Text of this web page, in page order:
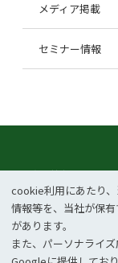
メディア掲載
セミナー情報
企業情報
CSR
お問い合わせ
cookie利⽤にあたり、
情報等を、当社が保
があります。
また、パーソナライ